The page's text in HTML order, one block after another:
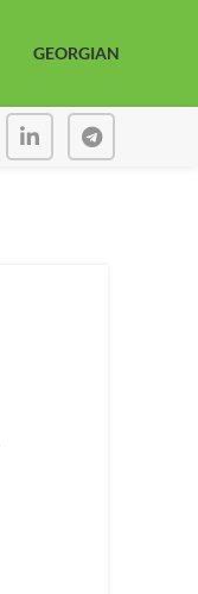
GEORGIAN